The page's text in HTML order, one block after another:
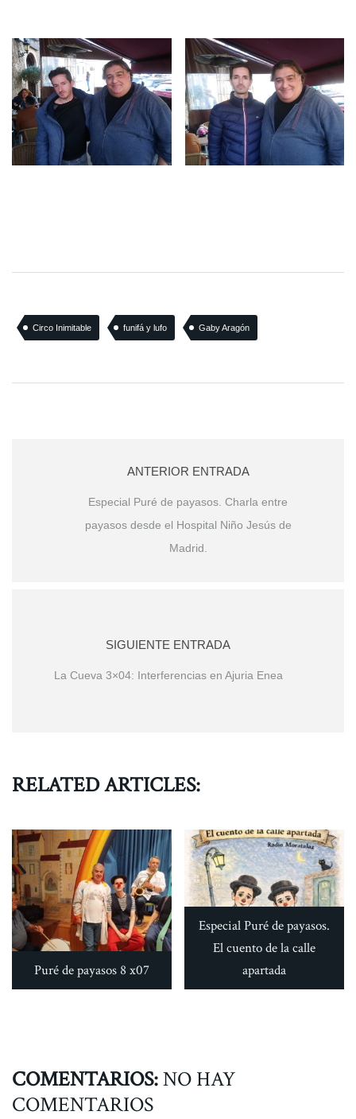
Circo Inimitable funifá y lufo Gaby Aragón
ANTERIOR ENTRADA
Especial Puré de payasos. Charla entre
payasos desde el Hospital Niño Jesús de
Madrid.
SIGUIENTE ENTRADA
La Cueva 3×04: Interferencias en Ajuria Enea
RELATED ARTICLES:
Puré de payasos 8 x07
Especial Puré de payasos.
El cuento de la calle
apartada
COMENTARIOS:NO HAY
COMENTARIOS